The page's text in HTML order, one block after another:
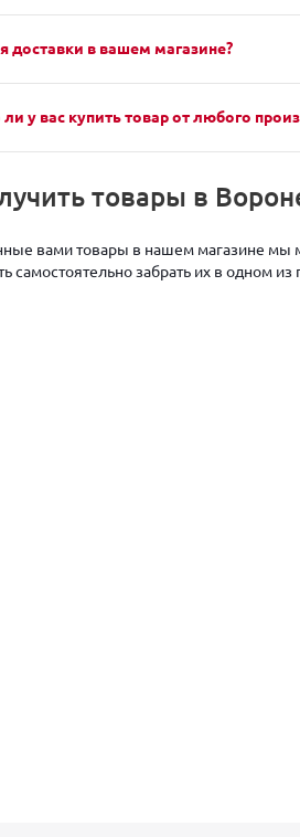
доставки в вашем магазине?
у вас купить товар от любого
товары в
вами товары в нашем магазине мы
самостоятельно забрать их в одном